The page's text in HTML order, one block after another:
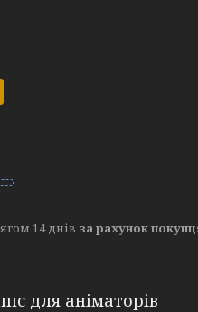
14 днів за рахунок
для аніматорів